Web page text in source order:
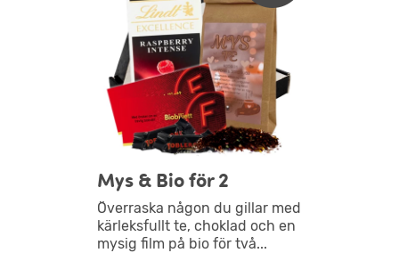
Mys & Bio för 2
Överraska någon du gillar med
kärleksfullt te, choklad och en
mysig film på bio för två...